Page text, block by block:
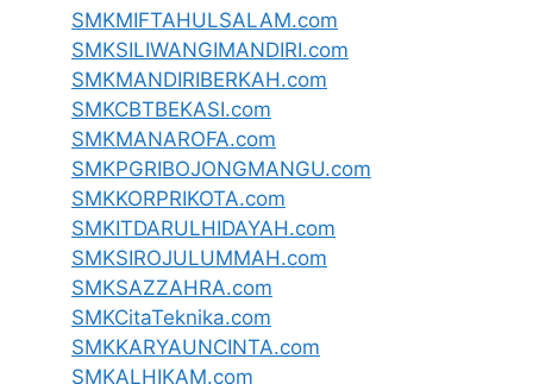
SMKMIFTAHULSALAM.com
SMKSILIWANGIMANDIRI.com
SMKMANDIRIBERKAH.com
SMKCBTBEKASI.com
SMKMANAROFA.com
SMKPGRIBOJONGMANGU.com
SMKKORPRIKOTA.com
SMKITDARULHIDAYAH.com
SMKSIROJULUMMAH.com
SMKSAZZAHRA.com
SMKCitaTeknika.com
SMKKARYAUNCINTA.com
SMKALHIKAM.com